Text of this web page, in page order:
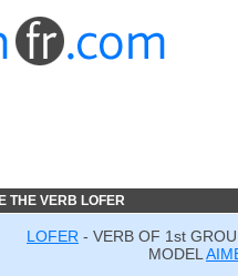
THE VERB LOFER
LOFER - VERB OF 1st
MODEL